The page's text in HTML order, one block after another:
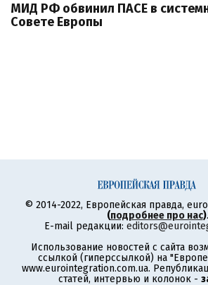
МИД РФ обвинил ПАСЕ в
Совете Европы
© 2014-2022, Европейская правда,
(подробнее про нас).
E-mail редакции:
Использование новостей с сайта
ссылкой (гиперссылкой) на
www.eurointegration.com.ua.
статей, интервью и колонок -